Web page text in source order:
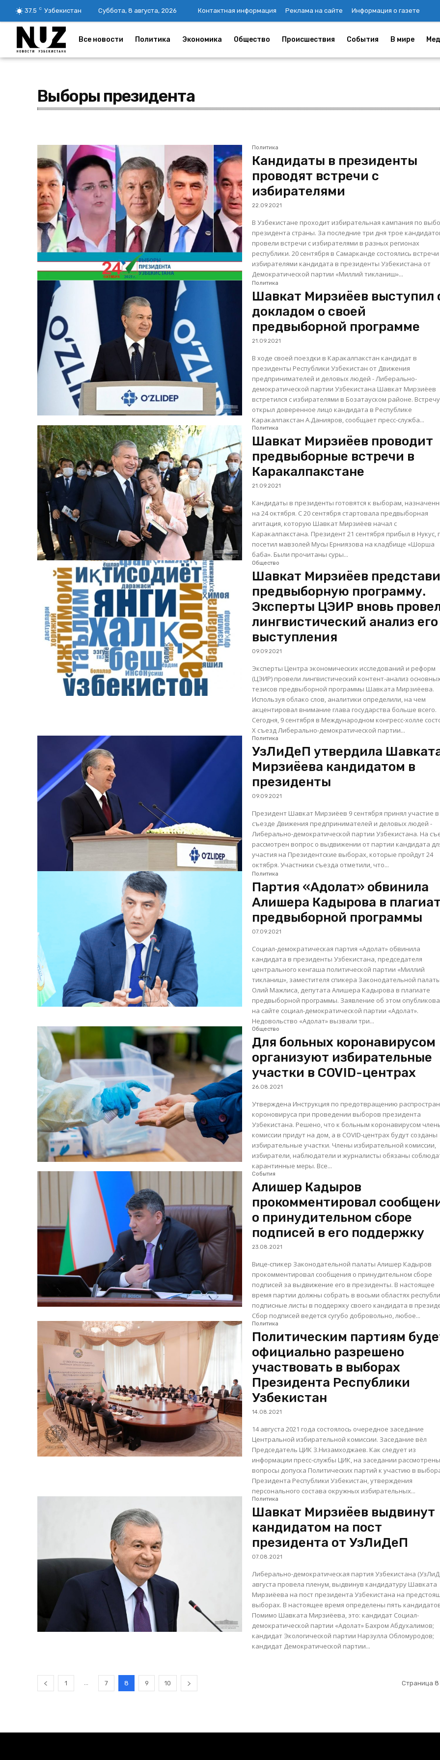
37.5 C Узбекистан Суббота, 8 августа, 2026 Контактная информация Реклама на сайте Информация о газете
Все новости Политика Экономика Общество Происшествия События В мире
Выборы президента
Политика
Кандидаты в президенты
проводят встречи с
избирателями
22.09.2021
В Узбекистане проходит избирательная кампания по
президента страны. За последние три дня трое
провели встречи с избирателями в разных регионах
республики. 20 сентября в Самарканде состоялись встречи с
избирателями кандидата в президенты Узбекистана от
Демократической партии «Миллий тикланиш»...
Политика
Шавкат Мирзиёев выступил
докладом о своей
предвыборной программе
21.09.2021
В ходе своей поездки в Каракалпакстан кандидат в
президенты Республики Узбекистан от Движения
предпринимателей и деловых людей - Либерально-
демократической партии Узбекистана Шавкат Мирзиёев
встретился с избирателями в Бозатауском районе. Встречу
открыл доверенное лицо кандидата в Республике
Каракалпакстан А.Данияров, сообщает пресс-служба...
Политика
Шавкат Мирзиёев проводит
предвыборные встречи в
Каракалпакстане
21.09.2021
Кандидаты в президенты готовятся к выборам,
на 24 октября. С 20 сентября стартовала предвыборная
агитация, которую Шавкат Мирзиёев начал с
Каракалпакстана. Президент 21 сентября прибыл в Нукус, где
посетил мавзолей Мусы Ерниязова на кладбище «Шорша
баба». Были прочитаны суры...
Общество
Шавкат Мирзиёев
предвыборную программу.
Эксперты ЦЭИР вновь
лингвистический анализ его
выступления
09.09.2021
Эксперты Центра экономических исследований и реформ
(ЦЭИР) провели лингвистический контент-анализ
тезисов предвыборной программы Шавката Мирзиёева.
Используя облако слов, аналитики определили, на чем
акцентировал внимание глава государства больше всего.
Сегодня, 9 сентября в Международном конгресс-холле
X съезд Либерально-демократической партии...
Политика
УзЛиДеП утвердила
Мирзиёева кандидатом в
президенты
09.09.2021
Президент Шавкат Мирзиёев 9 сентября принял участие в
съезде Движения предпринимателей и деловых людей -
Либерально-демократической партии Узбекистана. На съезде
рассмотрен вопрос о выдвижении от партии кандидата
участия на Президентские выборах, которые пройдут 24
октября. Участники съезда отметили, что...
Политика
Партия «Адолат» обвинила
Алишера Кадырова в
предвыборной программы
07.09.2021
Cоциал-демократическая партия «Адолат» обвинила
кандидата в президенты Узбекистана, председателя
центрального кенгаша политической партии «Миллий
тикланиш», заместителя спикера Законодательной
Олий Мажлиса, депутата Алишера Кадырова в плагиате
предвыборной программы. Заявление об этом опубликовано
на сайте социал-демократической партии «Адолат».
Недовольство «Адолат» вызвали три...
Общество
Для больных коронавирусом
организуют избирательные
участки в COVID-центрах
26.08.2021
Утверждена Инструкция по предотвращению
короновируса при проведении выборов президента
Узбекистана. Решено, что к больным коронавирусом
комиссии придут на дом, а в COVID-центрах будут созданы
избирательные участки. Члены избирательной комиссии,
избиратели, наблюдатели и журналисты обязаны
карантинные меры. Все...
События
Алишер Кадыров
прокомментировал
о принудительном сборе
подписей в его поддержку
23.08.2021
Вице-спикер Законодательной палаты Алишер Кадыров
прокомментировал сообщения о принудительном сборе
подписей за выдвижение его в президенты. В настоящее
время партии должны собрать в восьми областях
подписные листы в поддержку своего кандидата в
Сбор подписей ведется сугубо добровольно, любое...
Политика
Политическим партиям
официально разрешено
участвовать в выборах
Президента Республики
Узбекистан
14.08.2021
14 августа 2021 года состоялось очередное заседание
Центральной избирательной комиссии. Заседание вёл
Председатель ЦИК З.Низамходжаев. Как следует из
информации пресс-службы ЦИК, на заседании
вопросы допуска Политических партий к участию в
Президента Республики Узбекистан, утверждения
персонального состава окружных избирательных...
Политика
Шавкат Мирзиёев выдвинут
кандидатом на пост
президента от УзЛиДеП
07.08.2021
Либерально-демократическая партия Узбекистана
августа провела пленум, выдвинув кандидатуру Шавката
Мирзиёева на пост президента Узбекистана на
выборах. В настоящее время определены пять кандидатов.
Помимо Шавката Мирзиёева, это: кандидат Социал-
демократической партии «Адолат» Бахром Абдухалимов;
кандидат Экологической партии Нарзулла Обломуродов;
кандидат Демократической партии...
1 ... 7 8 9 10 Страница 8